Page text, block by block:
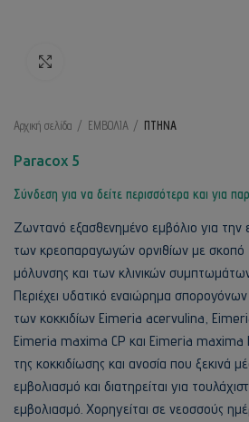
Αρχική σελίδα ΕΜΒΟΛΙΑ ΠΤΗΝΑ
Paracox 5
Σύνδεση για να δείτε περισσότερα και για
Ζωντανό εξασθενημένο εμβόλιο για την
των κρεοπαραγωγών ορνιθίων με σκοπό
μόλυνσης και των κλινικών
Περιέχει υδατικό εναιώρημα
των κοκκιδίων Eimeria acervulina,
Eimeria maxima CP και Eimeria maxima
της κοκκιδίωσης και ανοσία που ξεκινά
εμβολιασμό και διατηρείται για
εμβολιασμό. Χορηγείται σε νεοσσούς